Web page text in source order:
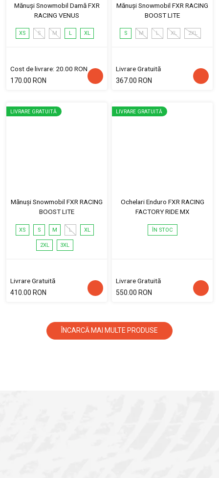
Mănuși Snowmobil Damă FXR
RACING VENUS
XS S M L XL
Cost de livrare: 20.00 RON
170.00 RON
Mănuși Snowmobil FXR RACING
BOOST LITE
S M L XL 2XL
Livrare Gratuită
367.00 RON
LIVRARE GRATUITĂ
Mănuși Snowmobil FXR RACING
BOOST LITE
XS S M L XL
2XL 3XL
Livrare Gratuită
410.00 RON
LIVRARE GRATUITĂ
Ochelari Enduro FXR RACING
FACTORY RIDE MX
ÎN STOC
Livrare Gratuită
550.00 RON
ÎNCARCĂ MAI MULTE PRODUSE